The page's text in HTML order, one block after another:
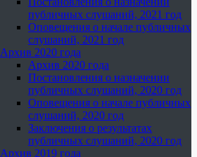
публичных слушаний, 2021 год
Оповещения о начале публичных
слушаний, 2021 год
Архив 2020 года
Архив 2020 года
Постановления о назначении
публичных слушаний, 2020 год
Оповещения о начале публичных
слушаний, 2020 год
Заключения о результатах
публичных слушаний, 2020 год
Архив 2019 года